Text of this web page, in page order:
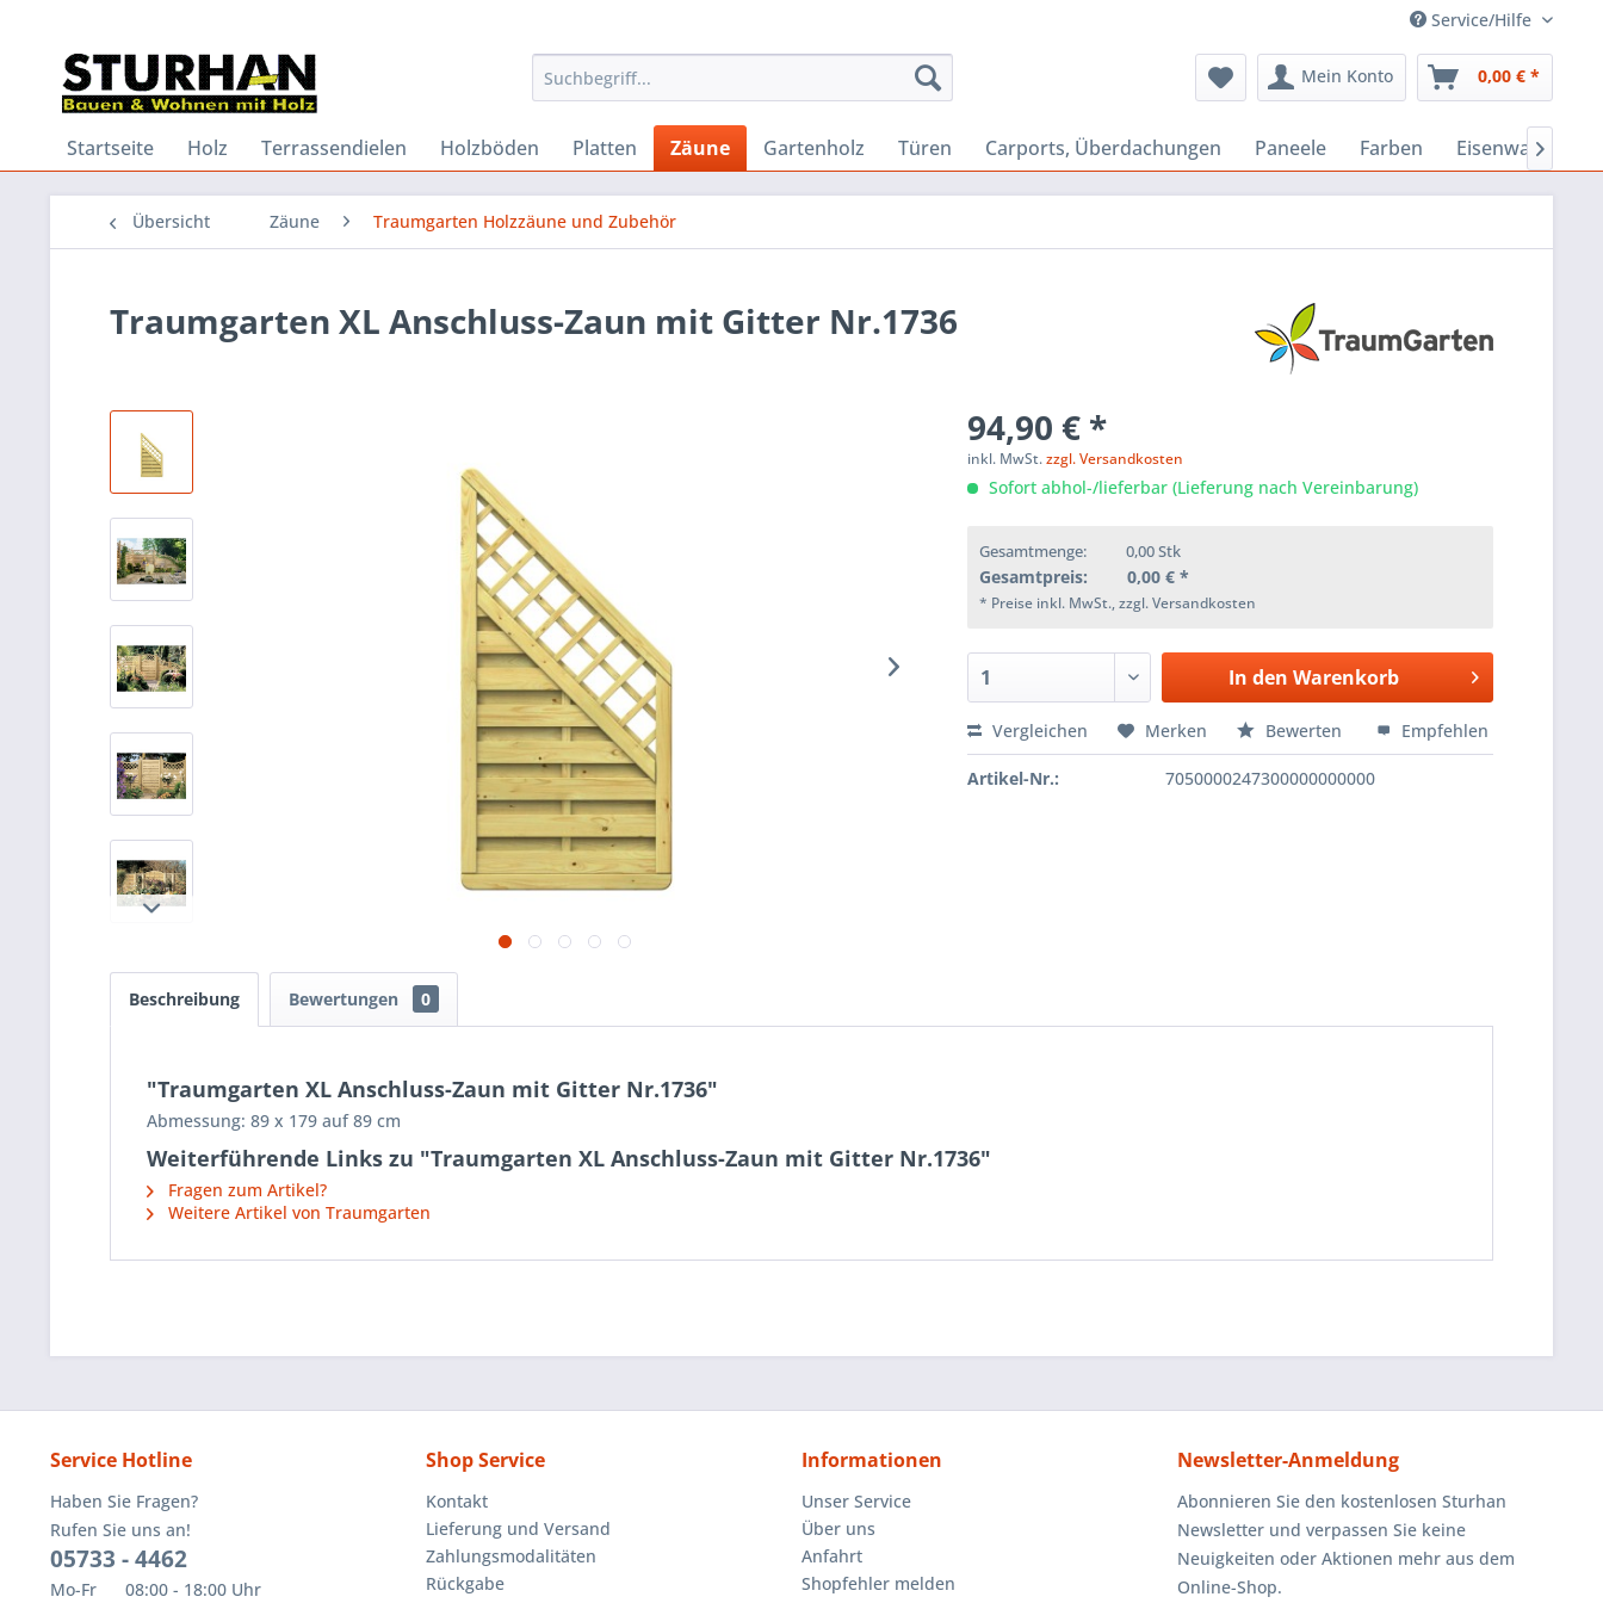
Service/Hilfe
Mein Konto 0,00 € *
Startseite Holz Terrassendielen Holzböden Platten Zäune Gartenholz Türen Carports, Überdachungen Paneele Farben Eisenwaren

Übersicht Zäune Traumgarten Holzzäune und Zubehör
Traumgarten XL Anschluss-Zaun mit Gitter Nr.1736
94,90 € *
inkl. MwSt.zzgl. Versandkosten
Sofort abhol-/lieferbar (Lieferung nach Vereinbarung)
Gesamtmenge: 0,00Stk
Gesamtpreis: 0,00 € *
* Preise inkl. MwSt., zzgl. Versandkosten
In den Warenkorb
Vergleichen Merken Bewerten Empfehlen
Artikel-Nr.: 7050000247300000000000
Beschreibung Bewertungen 0
"Traumgarten XL Anschluss-Zaun mit Gitter Nr.1736"
Abmessung: 89 x 179 auf 89 cm
Weiterführende Links zu "Traumgarten XL Anschluss-Zaun mit Gitter Nr.1736"
Fragen zum Artikel?
Weitere Artikel von Traumgarten
Service Hotline
Haben Sie Fragen?
Rufen Sie uns an!
05733 - 4462
Mo-Fr 08:00 - 18:00 Uhr
Shop Service
Kontakt
Lieferung und Versand
Zahlungsmodalitäten
Rückgabe
Informationen
Unser Service
Über uns
Anfahrt
Shopfehler melden
Newsletter-Anmeldung
Abonnieren Sie den kostenlosen Sturhan
Newsletter und verpassen Sie keine
Neuigkeiten oder Aktionen mehr aus dem
Online-Shop.